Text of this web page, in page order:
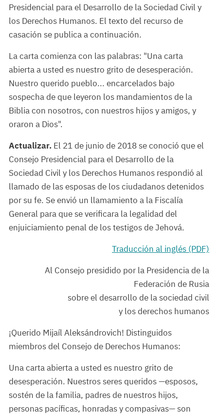
Presidencial para el Desarrollo de la Sociedad Civil y
los Derechos Humanos. El texto del recurso de
casación se publica a continuación.
La carta comienza con las palabras: "Una carta
abierta a usted es nuestro grito de desesperación.
Nuestro querido pueblo... encarcelados bajo
sospecha de que leyeron los mandamientos de la
Biblia con nosotros, con nuestros hijos y amigos, y
oraron a Dios".
Actualizar. El 21 de junio de 2018 se conoció que el
Consejo Presidencial para el Desarrollo de la
Sociedad Civil y los Derechos Humanos respondió al
llamado de las esposas de los ciudadanos detenidos
por su fe. Se envió un llamamiento a la Fiscalía
General para que se verificara la legalidad del
enjuiciamiento penal de los testigos de Jehová.
Traducción al inglés (PDF)
Al Consejo presidido por la Presidencia de la
Federación de Rusia
sobre el desarrollo de la sociedad civil
y los derechos humanos
¡Querido Mijaíl Aleksándrovich! Distinguidos
miembros del Consejo de Derechos Humanos:
Una carta abierta a usted es nuestro grito de
desesperación. Nuestros seres queridos —esposos,
sostén de la familia, padres de nuestros hijos,
personas pacíficas, honradas y compasivas— son